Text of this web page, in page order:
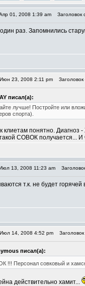
01, 2008 1:39 am Заголовок
раз. Запомнились
23, 2008 2:11 pm Заголовок
писал(а):
лучше! Постройте или
спорта).
клиетам понятно. Диагноз
СОВОК получается... И
13, 2008 11:23 am
т.к. не будет горячей
14, 2008 4:52 pm Заголовок
писал(а):
!!! Персонал совковый и
действительно хамит...